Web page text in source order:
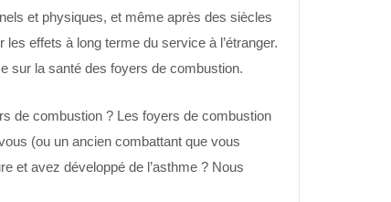
et physiques, et même après des siècles
effets à long terme du service à l’étranger.
sur la santé des foyers de combustion.
de combustion ? Les foyers de combustion
(ou un ancien combattant que vous
et avez développé de l’asthme ? Nous